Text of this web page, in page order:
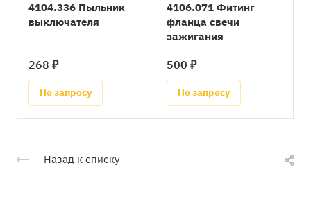
4104.336 Пыльник
выключателя
268 ₽
По запросу
4106.071 Фитинг
фланца свечи
зажигания
500 ₽
По запросу
Назад к списку